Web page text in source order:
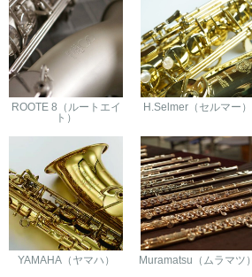
ROOTE 8（ルートエイ
ト）
H.Selmer（セルマー）
YAMAHA（ヤマハ） Muramatsu（ムラマツ）